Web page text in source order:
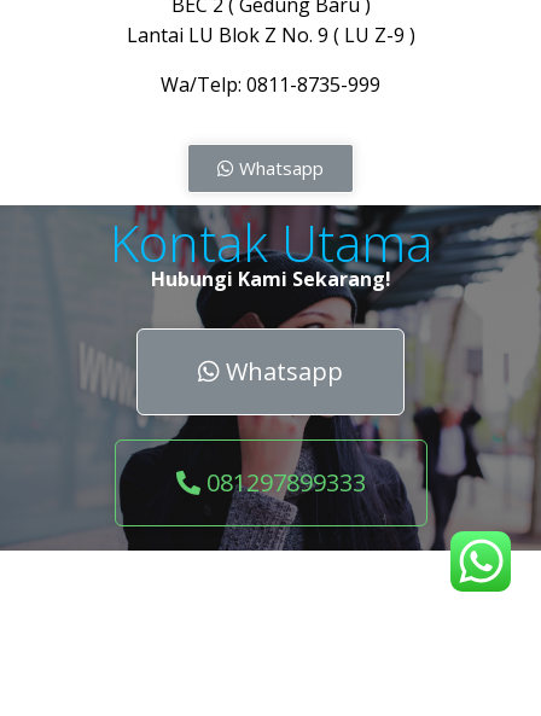
Lantai LU Blok Z No. 9 ( LU Z-9 )
Wa/Telp: 0811-8735-999
Whatsapp
Kontak Utama
Hubungi Kami Sekarang!
Whatsapp
081297899333